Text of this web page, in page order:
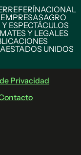
REFERÍNACIONAL
AGRO
ESPECTÁCULOS
Y LEGALES
ESTADOS UNIDOS
Privacidad